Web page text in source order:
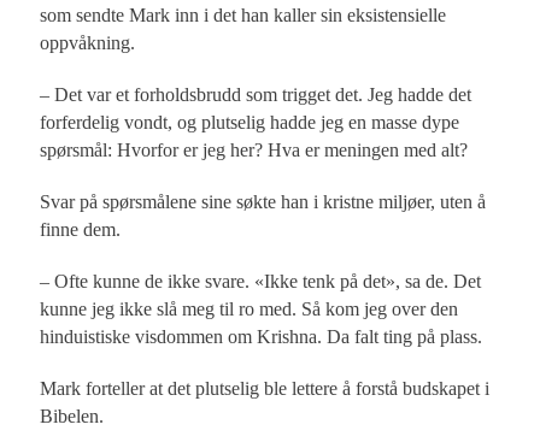
som sendte Mark inn i det han kaller sin eksistensielle
oppvåkning.
– Det var et forholdsbrudd som trigget det. Jeg hadde det
forferdelig vondt, og plutselig hadde jeg en masse dype
spørsmål: Hvorfor er jeg her? Hva er meningen med alt?
Svar på spørsmålene sine søkte han i kristne miljøer, uten å
finne dem.
– Ofte kunne de ikke svare. «Ikke tenk på det», sa de. Det
kunne jeg ikke slå meg til ro med. Så kom jeg over den
hinduistiske visdommen om Krishna. Da falt ting på plass.
Mark forteller at det plutselig ble lettere å forstå budskapet i
Bibelen.